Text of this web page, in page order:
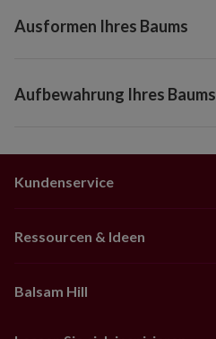
Ausformen Ihres Baums
Aufbewahrung Ihres Baums
Kundenservice
Ressourcen & Ideen
Balsam Hill